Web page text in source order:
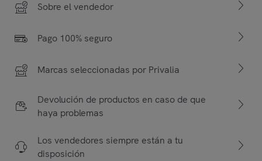
Sobre el vendedor
Pago 100% seguro
Marcas seleccionadas por Privalia
Devolución de productos en caso de que
haya problemas
Los vendedores siempre están a tu
disposición